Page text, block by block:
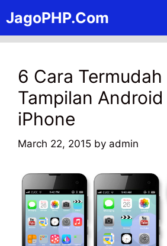
to
content
JagoPHP.Com
6 Cara
Tampilan
iPhone
March 22, 2015 by admin